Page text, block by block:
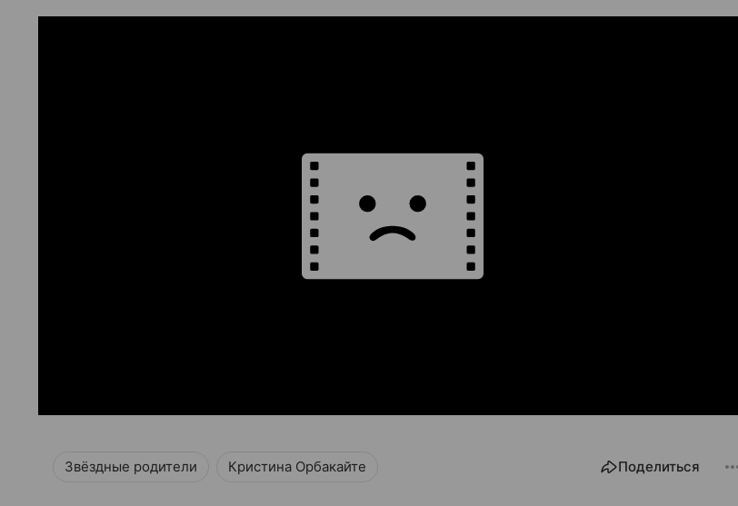
Звёздные родители Кристина Орбакайте Поделиться